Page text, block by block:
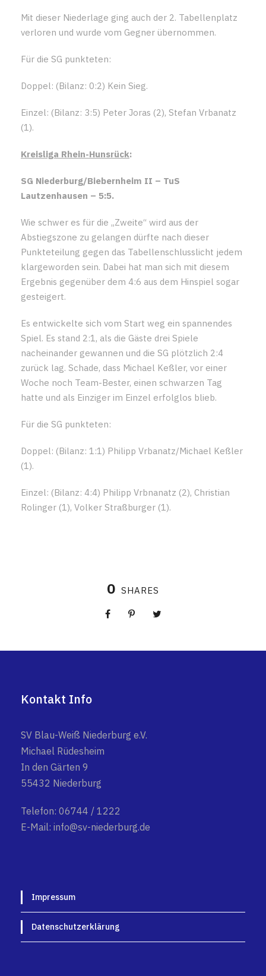
Mit dieser Niederlage ging auch der 2. Tabellenplatz
verloren und wurde vom Gegner übernommen.
Für die SG punkteten:
Doppel: (Bilanz: 0:2) Kein Sieg.
Einzel: (Bilanz: 3:5) Peter Joras (2), Stefan Vrbanatz
(1).
Kreisliga Rhein-Hunsrück:
SG Niederburg/Biebernheim II – TuS
Lautzenhausen – 5:5.
Wie schwer es für die „Zweite“ wird aus der
Abstiegszone zu gelangen dürfte nach dieser
Punkteteilung gegen das Tabellenschlusslicht jedem
klargeworden sein. Dabei hat man sich mit diesem
Ergebnis gegenüber dem 4:6 aus dem Hinspiel sogar
gesteigert.
Es entwickelte sich vom Start weg ein spannendes
Spiel. Es stand 2:1, als die Gäste drei Spiele
nacheinander gewannen und die SG plötzlich 2:4
zurück lag. Schade, dass Michael Keßler, vor einer
Woche noch Team-Bester, einen schwarzen Tag
hatte und als Einziger im Einzel erfolglos blieb.
Für die SG punkteten:
Doppel: (Bilanz: 1:1) Philipp Vrbanatz/Michael Keßler
(1).
Einzel: (Bilanz: 4:4) Philipp Vrbnanatz (2), Christian
Rolinger (1), Volker Straßburger (1).
0 SHARES
Kontakt Info
SV Blau-Weiß Niederburg e.V.
Michael Rüdesheim
In den Gärten 9
55432 Niederburg
Telefon: 06744 / 1222
E-Mail: info@sv-niederburg.de
Impressum
Datenschutzerklärung